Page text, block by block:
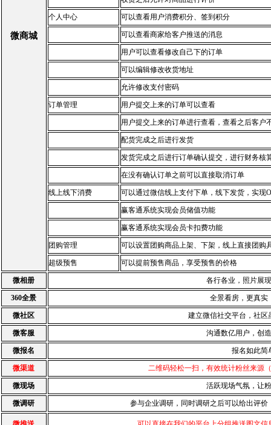
微商城
个人中心 可以查看用户消费积分、签到积分
可以查看商家给客户推送的消息
用户可以查看修改自己下的订单
可以编辑修改收货地址
允许修改支付密码
订单管理 用户提交上来的订单可以查看
用户提交上来的订单进行查看，查看之后客户
配货完成之后进行发货
发货完成之后进行订单确认提交，进行财务核
在没有确认订单之前可以直接取消订单
线上线下消费 可以通过微信线上支付下单，线下发货，实现
赢客通系统实现会员储值功能
赢客通系统实现会员卡扣费功能
团购管理 可以设置团购商品上架、下架，线上直接团购
超级预售 可以提前预售商品，享受预售的价格
微相册 各行各业，照片展
360全景 全景看房，更真实
微社区 建立微信社交平台，社区
微客服 沟通数亿用户，创
微报名 报名如此简
微渠道 二维码轻松一扫，有效统计粉丝来源
微现场 活跃现场气氛，让
微调研 参与企业调研，同时调研之后可以给出评